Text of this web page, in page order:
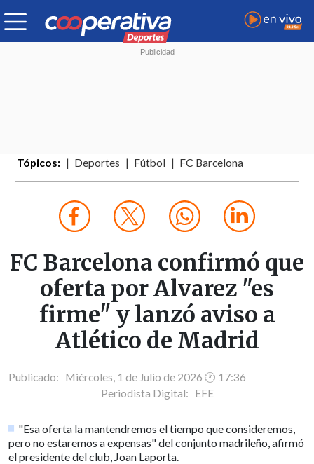
Tópicos: Deportes Fútbol FC Barcelona
FC Barcelona confirmó que
oferta por Alvarez "es
firme" y lanzó aviso a
Atlético de Madrid
Publicado: Miércoles, 1 de Julio de 2026 🕐 17:36
Periodista Digital: EFE
"Esa oferta la mantendremos el tiempo que consideremos,
pero no estaremos a expensas" del conjunto madrileño, afirmó
el presidente del club, Joan Laporta.